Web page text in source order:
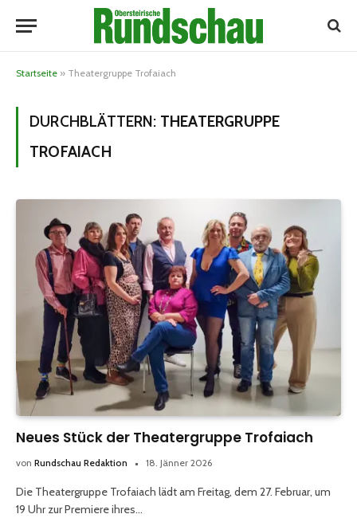
Startseite » Theatergruppe Trofaiach
DURCHBLÄTTERN: THEATERGRUPPE
TROFAIACH
Neues Stück der Theatergruppe Trofaiach
von Rundschau Redaktion 18. Jänner 2026
Die Theatergruppe Trofaiach lädt am Freitag, dem 27. Februar, um
19 Uhr zur Premiere ihres…